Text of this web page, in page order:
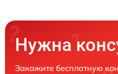
Нужна
Закажите бесплатную